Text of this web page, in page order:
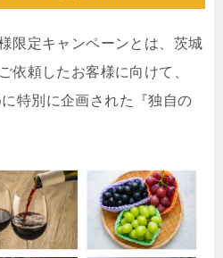
限定キャンペーンとは、茨城
依頼したお客様に向けて、
特別に企画された『独自の